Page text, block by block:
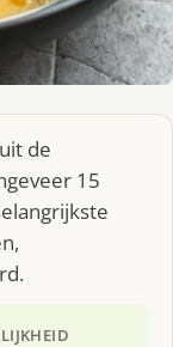
de
15